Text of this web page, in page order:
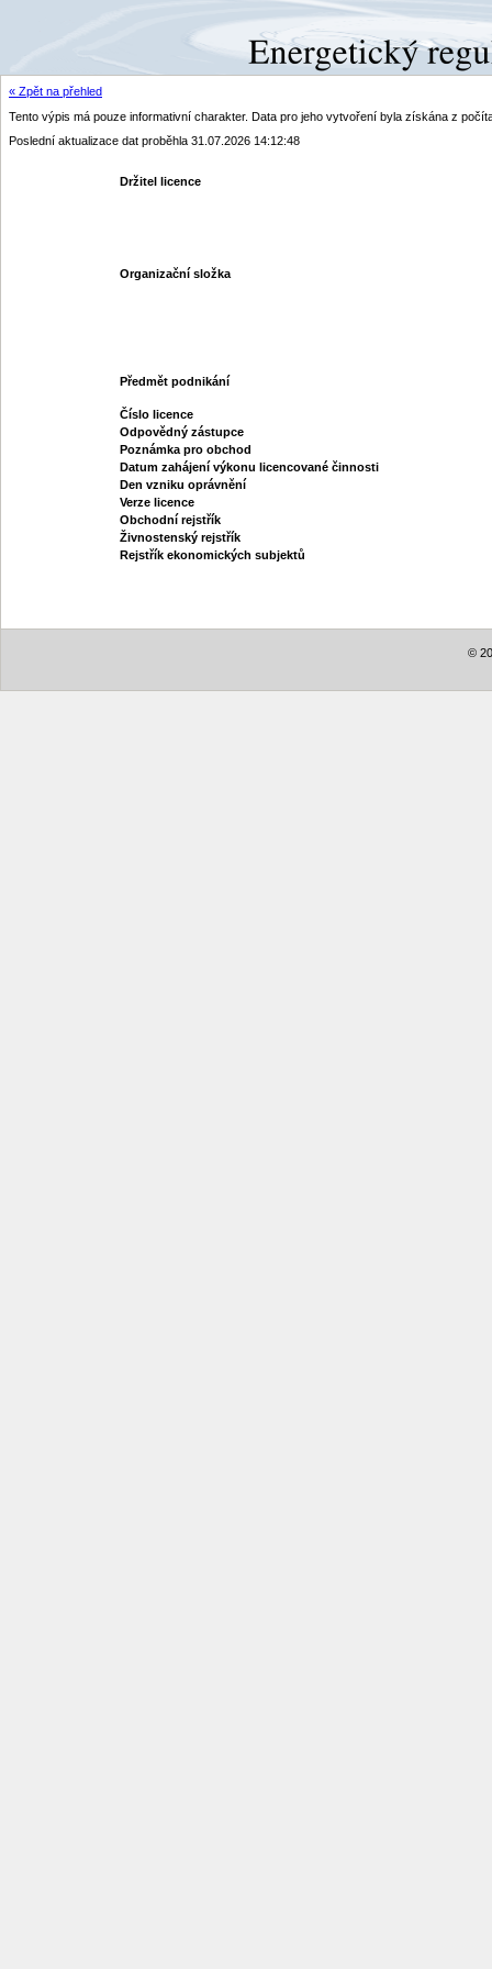
« Zpět na přehled
Tento výpis má pouze informativní charakter. Data pro jeho vytvoření byla získána z
Poslední aktualizace dat proběhla 31.07.2026 14:12:48
Držitel licence
Organizační složka
Předmět podnikání
Číslo licence
Odpovědný zástupce
Poznámka pro obchod
Datum zahájení výkonu licencované činnosti
Den vzniku oprávnění
Verze licence
Obchodní rejstřík
Živnostenský rejstřík
Rejstřík ekonomických subjektů
©